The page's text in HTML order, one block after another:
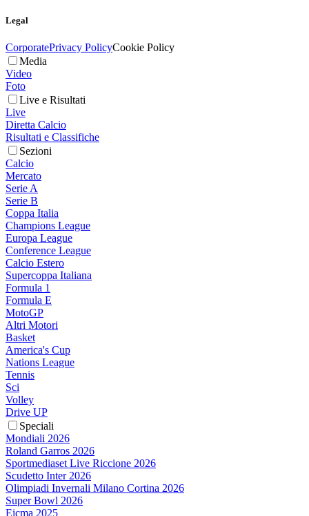
Legal
CorporatePrivacy PolicyCookie Policy
Media
Video
Foto
Live e Risultati
Live
Diretta Calcio
Risultati e Classifiche
Sezioni
Calcio
Mercato
Serie A
Serie B
Coppa Italia
Champions League
Europa League
Conference League
Calcio Estero
Supercoppa Italiana
Formula 1
Formula E
MotoGP
Altri Motori
Basket
America's Cup
Nations League
Tennis
Sci
Volley
Drive UP
Speciali
Mondiali 2026
Roland Garros 2026
Sportmediaset Live Riccione 2026
Scudetto Inter 2026
Olimpiadi Invernali Milano Cortina 2026
Super Bowl 2026
Eicma 2025